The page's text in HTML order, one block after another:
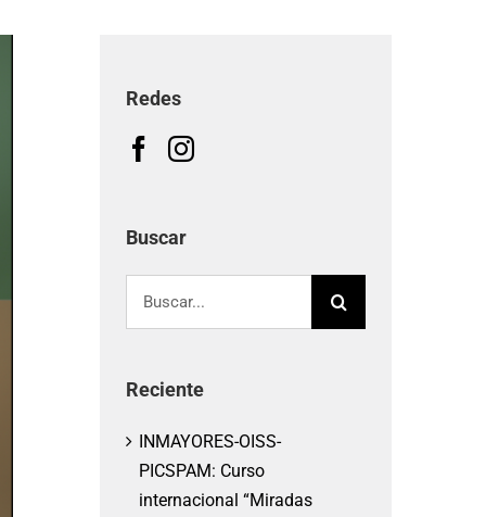
Redes
Buscar
Reciente
INMAYORES-OISS-
PICSPAM: Curso
internacional “Miradas